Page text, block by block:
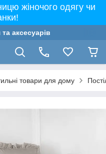
жіночого одягу чи
аксесуарів
товари для дому